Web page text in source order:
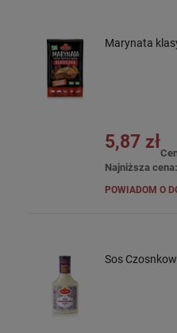
Marynata
5,87 zł
Najniższa cena:
POWIADOM O
Sos